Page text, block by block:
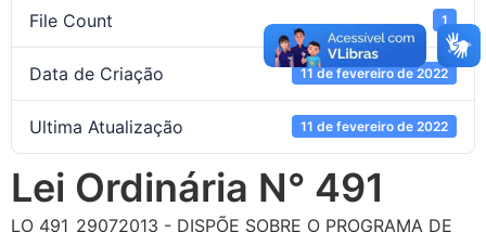
File Count 1
Data de Criação 11 de fevereiro de 2022
Ultima Atualização 11 de fevereiro de 2022
Lei Ordinária N° 491
LO_491_29072013 - DISPÕE SOBRE O PROGRAMA DE